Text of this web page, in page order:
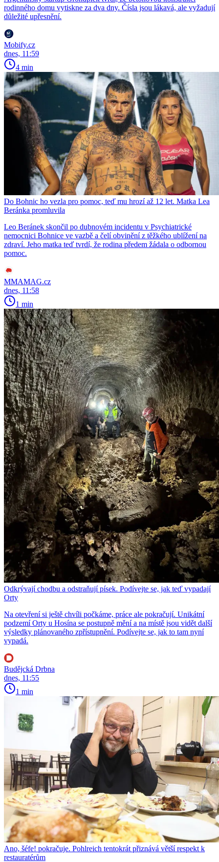
rodinného domu vytiskne za dva dny. Čísla jsou lákavá, ale vyžadují
důležité upřesnění.
Mobify.cz
dnes, 11:59
4 min
Do Bohnic ho vezla pro pomoc, teď mu hrozí až 12 let. Matka Lea
Beránka promluvila
Leo Beránek skončil po dubnovém incidentu v Psychiatrické
nemocnici Bohnice ve vazbě a čelí obvinění z těžkého ublížení na
zdraví. Jeho matka teď tvrdí, že rodina předem žádala o odbornou
pomoc.
MMAMAG.cz
dnes, 11:58
1 min
Odkrývají chodbu a odstraňují písek. Podívejte se, jak teď vypadají
Orty
Na otevření si ještě chvíli počkáme, práce ale pokračují. Unikátní
podzemí Orty u Hosína se postupně mění a na místě jsou vidět další
výsledky plánovaného zpřístupnění. Podívejte se, jak to tam nyní
vypadá.
Budějcká Drbna
dnes, 11:55
1 min
Ano, šéfe! pokračuje. Pohlreich tentokrát přiznává větší respekt k
restauratérům